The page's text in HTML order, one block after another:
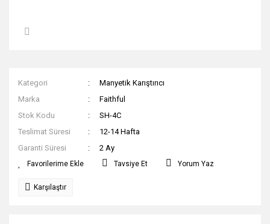
Kategori
Manyetik Karıştırıcı
Marka
Faithful
Stok Kodu
SH-4C
Teslimat Süresi
12-14 Hafta
Garanti Süresi
2 Ay
Tavsiye Et Yorum Yaz
Karşılaştır